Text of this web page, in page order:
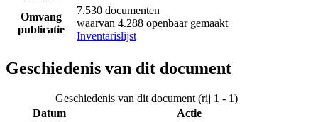
Omvang
publicatie
7.530 documenten
waarvan 4.288 openbaar gemaakt
Inventarislijst
Geschiedenis van dit document
Geschiedenis van dit document (rij 1 - 1)
Datum
Actie